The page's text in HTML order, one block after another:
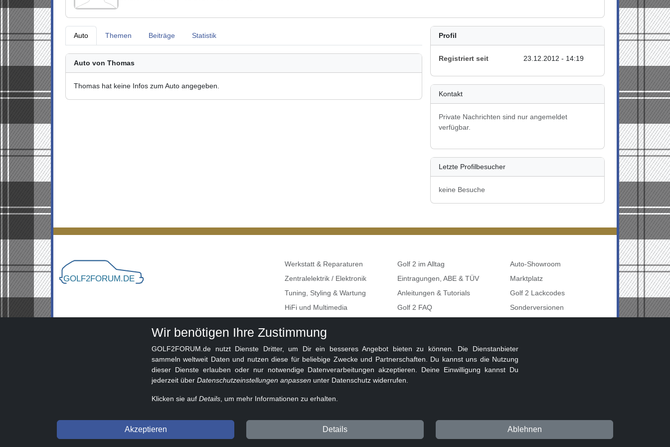
Auto Themen Beiträge Statistik
Auto von Thomas
Thomas hat keine Infos zum Auto angegeben.
Profil
Registriert seit 23.12.2012 - 14:19
Kontakt
Private Nachrichten sind nur angemeldet
verfügbar.
Letzte Profilbesucher
keine Besuche
Werkstatt & Reparaturen
Zentralelektrik / Elektronik
Tuning, Styling & Wartung
HiFi und Multimedia
Golf 2 im Alltag
Eintragungen, ABE & TÜV
Anleitungen & Tutorials
Golf 2 FAQ
Auto-Showroom
Marktplatz
Golf 2 Lackcodes
Sonderversionen
© 2026 GOLF2FORUM - Volkswagen Golf II Forum seit 2010 ❤️ Beitragsregeln Datenschutz Impressum
Wir benötigen Ihre Zustimmung
GOLF2FORUM.de nutzt Dienste Dritter, um Dir ein besseres Angebot bieten zu können. Die Dienstanbieter
sammeln weltweit Daten und nutzen diese für beliebige Zwecke und Partnerschaften. Du kannst uns die Nutzung
dieser Dienste erlauben oder nur notwendige Datenverarbeitungen akzeptieren. Deine Einwilligung kannst Du
jederzeit über Datenschutzeinstellungen anpassen unter Datenschutz widerrufen.
Klicken sie auf Details , um mehr Informationen zu erhalten.
Akzeptieren Details Ablehnen